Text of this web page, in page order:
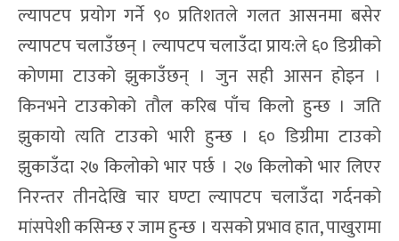
ल्यापटप प्रयोग गर्ने ९० प्रतिशतले गलत आसनमा बसेर
ल्यापटप चलाउँछन् । ल्यापटप चलाउँदा प्राय:ले ६० डिग्रीको
कोणमा टाउको झुकाउँछन् । जुन सही आसन होइन ।
किनभने टाउकोको तौल करिब पाँच किलो हुन्छ । जति
झुकायो त्यति टाउको भारी हुन्छ । ६० डिग्रीमा टाउको
झुकाउँदा २७ किलोको भार पर्छ । २७ किलोको भार लिएर
निरन्तर तीनदेखि चार घण्टा ल्यापटप चलाउँदा गर्दनको
मांसपेशी कसिन्छ र जाम हुन्छ । यसको प्रभाव हात, पाखुरामा